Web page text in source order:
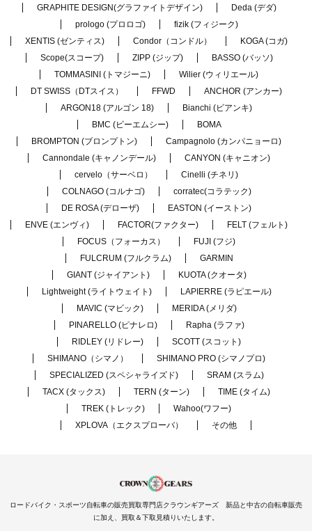
GRAPHITE DESIGN(グラファイトデザイン)
Deda (デダ)
prologo (プロロゴ)
fizik (フィジーク)
XENTIS (ゼンティス)
Condor（コンドル）
KOGA (コガ)
Scope(スコープ)
ZIPP (ジップ)
BASSO (バッソ)
TOMMASINI (トマジーニ)
Wilier (ウィリエール)
DT SWISS（DTスイス）
FFWD
ANCHOR (アンカー)
ARGON18 (アルゴン 18)
Bianchi (ビアンキ)
BMC (ビーエムシー)
BOMA
BROMPTON (ブロンプトン)
Campagnolo (カンパニョーロ)
Cannondale (キャノンデール)
CANYON (キャニオン)
cervelo（サーベロ）
Cinelli (チネリ)
COLNAGO (コルナゴ)
corratec(コラテック)
DE ROSA (デローザ)
EASTON (イーストン)
ENVE (エンヴィ)
FACTOR(ファクター)
FELT (フェルト)
FOCUS（フォーカス）
FUJI (フジ)
FULCRUM (フルクラム)
GARMIN
GIANT (ジャイアント)
KUOTA (クオータ)
Lightweight (ライトウェイト)
LAPIERRE (ラピエール)
MAVIC (マビック)
MERIDA (メリダ)
PINARELLO (ピナレロ)
Rapha (ラファ)
RIDLEY (リドレー)
SCOTT (スコット)
SHIMANO（シマノ）
SHIMANO PRO (シマノプロ)
SPECIALIZED (スペシャライズド)
SRAM (スラム)
TACX (タックス)
TERN (ターン)
TIME (タイム)
TREK (トレック)
Wahoo(ワフー)
XPLOVA（エクスプローバ）
その他
ロードバイク・スポーツ自転車の販売買取専門店クラウンギアーズ 新品と中古の自転車販売
に加え、買取＆下取見積りいたします。